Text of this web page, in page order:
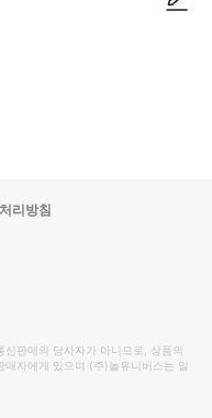
리방침
판매의 당사자가 아니므로, 상품의
매자에게 있으며 (주)놀유니버스는 일